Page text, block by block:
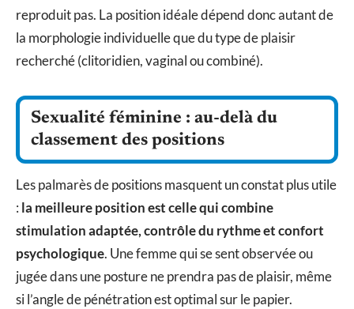
reproduit pas. La position idéale dépend donc autant de
la morphologie individuelle que du type de plaisir
recherché (clitoridien, vaginal ou combiné).
Sexualité féminine : au-delà du
classement des positions
Les palmarès de positions masquent un constat plus utile
: la meilleure position est celle qui combine
stimulation adaptée, contrôle du rythme et confort
psychologique. Une femme qui se sent observée ou
jugée dans une posture ne prendra pas de plaisir, même
si l’angle de pénétration est optimal sur le papier.